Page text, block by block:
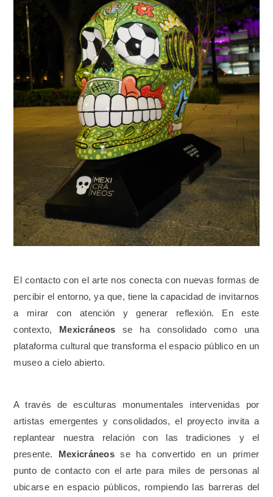
El contacto con el arte nos conecta con nuevas formas de
percibir el entorno, ya que, tiene la capacidad de invitarnos
a mirar con atención y generar reflexión. En este
contexto, Mexicráneosse ha consolidado como una
plataforma cultural que transforma el espacio público en un
museo a cielo abierto.
A través de esculturas monumentales intervenidas por
artistas emergentes y consolidados, el proyecto invita a
replantear nuestra relación con las tradiciones y el
presente. Mexicráneosse ha convertido en un primer
punto de contacto con el arte para miles de personas al
ubicarse en espacio públicos, rompiendo las barreras del